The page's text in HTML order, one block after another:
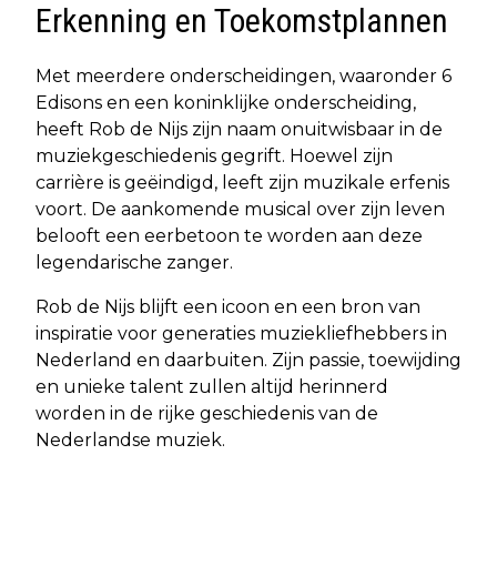
Erkenning en Toekomstplannen
Met meerdere onderscheidingen, waaronder 6
Edisons en een koninklijke onderscheiding,
heeft Rob de Nijs zijn naam onuitwisbaar in de
muziekgeschiedenis gegrift. Hoewel zijn
carrière is geëindigd, leeft zijn muzikale erfenis
voort. De aankomende musical over zijn leven
belooft een eerbetoon te worden aan deze
legendarische zanger.
Rob de Nijs blijft een icoon en een bron van
inspiratie voor generaties muziekliefhebbers in
Nederland en daarbuiten. Zijn passie, toewijding
en unieke talent zullen altijd herinnerd
worden in de rijke geschiedenis van de
Nederlandse muziek.